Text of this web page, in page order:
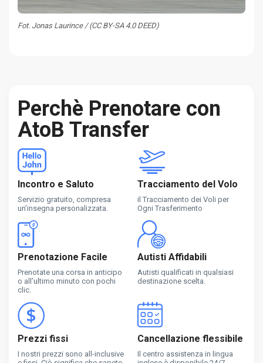
Fot. Jonas Laurince / (CC BY-SA 4.0 DEED)
Perchè Prenotare con
AtoB Transfer
Incontro e Saluto
Servizio gratuito, compresa
un’insegna personalizzata.
Tracciamento del Volo
il Tracciamento dei Voli per
Ogni Trasferimento
Prenotazione Facile
Prenotate una corsa in anticipo
o all’ultimo minuto con pochi
clic.
Autisti Affidabili
Autisti qualificati in qualsiasi
destinazione scelta.
Prezzi fissi
I nostri prezzi sono all-inclusive
Cancellazione flessibile
Il centro assistenza in lingua